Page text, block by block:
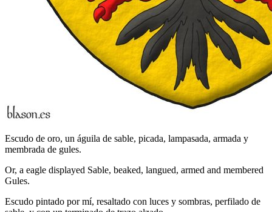
Escudo de oro, un águila de sable, picada, lampasada, armada y
membrada de gules.
Or, a eagle displayed Sable, beaked, langued, armed and membered
Gules.
Escudo pintado por mí, resaltado con luces y sombras, perfilado de